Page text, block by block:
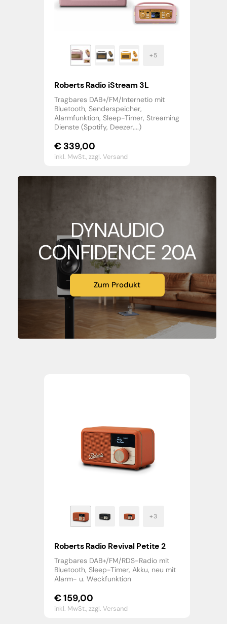
Roberts Radio iStream 3L
Tragbares DAB+/FM/Internetio mit
Bluetooth, Senderspeicher,
Alarmfunktion, Sleep-Timer, Streaming
Dienste (Spotify, Deezer,...)
€ 339,00
inkl. MwSt.,zzgl. Versand
DYNAUDIO
CONFIDENCE 20A
Zum Produkt
Roberts Radio Revival Petite 2
Tragbares DAB+/FM/RDS-Radio mit
Bluetooth, Sleep-Timer, Akku, neu mit
Alarm- u. Weckfunktion
€159,00
inkl. MwSt.,zzgl. Versand